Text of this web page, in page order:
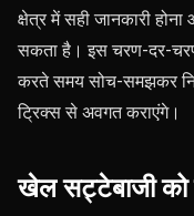
क्षेत्र में सही जानकारी
सकता है। इस चरण-दर-चरण
करते समय सोच-समझकर
ट्रिक्स से अवगत कराएंगे।
खेल सट्टेबाजी